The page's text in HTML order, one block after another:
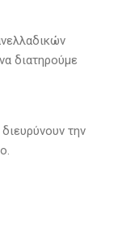
διατηρούμε
την